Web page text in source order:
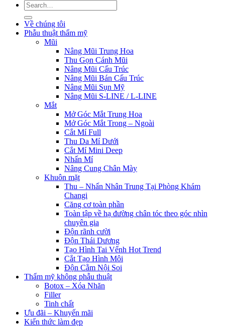
Về chúng tôi
Phẫu thuật thẩm mỹ
Mũi
Nâng Mũi Trung Hoa
Thu Gọn Cánh Mũi
Nâng Mũi Cấu Trúc
Nâng Mũi Bán Cấu Trúc
Nâng Mũi Sụn Mỹ
Nâng Mũi S-LINE / L-LINE
Mắt
Mở Góc Mắt Trung Hoa
Mở Góc Mắt Trong – Ngoài
Cắt Mí Full
Thu Da Mí Dưới
Cắt Mí Mini Deep
Nhấn Mí
Nâng Cung Chân Mày
Khuôn mặt
Thu – Nhấn Nhân Trung Tại Phòng Khám
Changi
Căng cơ toàn phần
Toàn tập về hạ đường chân tóc theo góc nhìn
chuyên gia
Độn rãnh cười
Độn Thái Dương
Tạo Hình Tai Vểnh Hot Trend
Cắt Tạo Hình Môi
Độn Cằm Nội Soi
Thẩm mỹ không phẫu thuật
Botox – Xóa Nhăn
Filler
Tinh chất
Ưu đãi – Khuyến mãi
Kiến thức làm đẹp